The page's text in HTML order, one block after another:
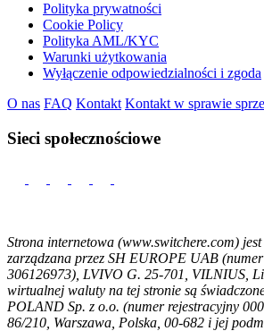
Polityka prywatności
Cookie Policy
Polityka AML/KYC
Warunki użytkowania
Wyłączenie odpowiedzialności i zgoda
O nas FAQ Kontakt Kontakt w sprawie
Sieci społecznościowe
Strona internetowa (www.switchere.com) jest
zarządzana przez SH EUROPE UAB
306126973), LVIVO G. 25-701, VILNIUS,
wirtualnej waluty na tej stronie są
POLAND Sp. z o.o. (numer rejestracyjny
86/210, Warszawa, Polska, 00-682 i jej